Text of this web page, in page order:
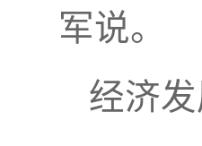
军说。
经济